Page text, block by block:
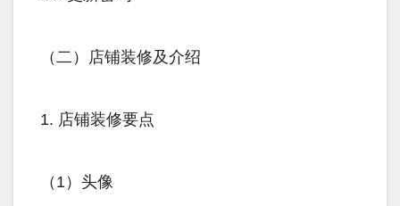
（二）店铺装修及介绍
1. 店铺装修要点
（1）头像